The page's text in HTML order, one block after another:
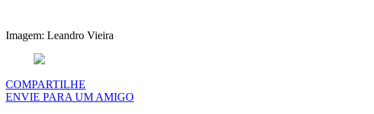
Imagem: Leandro Vieira
COMPARTILHE
ENVIE PARA UM AMIGO